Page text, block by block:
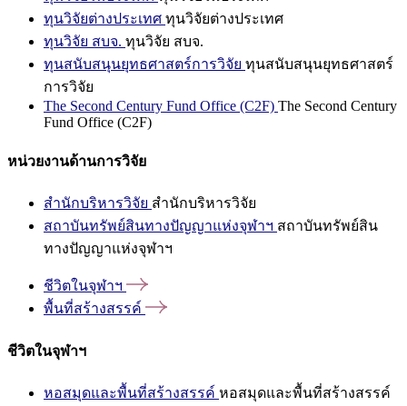
ทุนวิจัยต่างประเทศ ทุนวิจัยต่างประเทศ
ทุนวิจัย สบจ. ทุนวิจัย สบจ.
ทุนสนับสนุนยุทธศาสตร์การวิจัย ทุนสนับสนุนยุทธศาสตร์
การวิจัย
The Second Century Fund Office (C2F) The Second Century
Fund Office (C2F)
หน่วยงานด้านการวิจัย
สำนักบริหารวิจัย สำนักบริหารวิจัย
สถาบันทรัพย์สินทางปัญญาแห่งจุฬาฯ สถาบันทรัพย์สิน
ทางปัญญาแห่งจุฬาฯ
ชีวิตในจุฬาฯ
พื้นที่สร้างสรรค์
ชีวิตในจุฬาฯ
หอสมุดและพื้นที่สร้างสรรค์ หอสมุดและพื้นที่สร้างสรรค์